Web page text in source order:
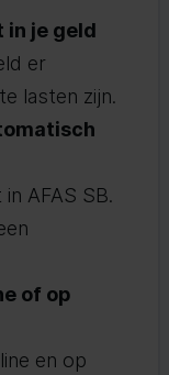
in je geld
er
lasten zijn.
AFAS SB.
of op
en op